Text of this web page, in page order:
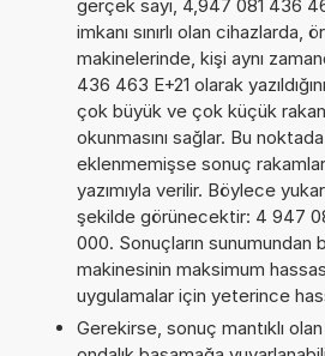
gerçek sayı, 4,947 081 436
imkanı sınırlı olan cihazlarda,
makinelerinde, kişi aynı
436 463 E+21 olarak
çok büyük ve çok küçük
okunmasını sağlar. Bu
eklenmemişse sonuç
yazımıyla verilir. Böylece
şekilde görünecektir: 4 947
000. Sonuçların sunumundan
makinesinin maksimum
uygulamalar için yeterince
Gerekirse, sonuç mantıklı